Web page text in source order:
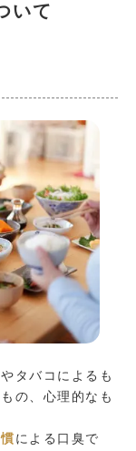
いて
タバコによるも
の、心理的なも
による口臭で